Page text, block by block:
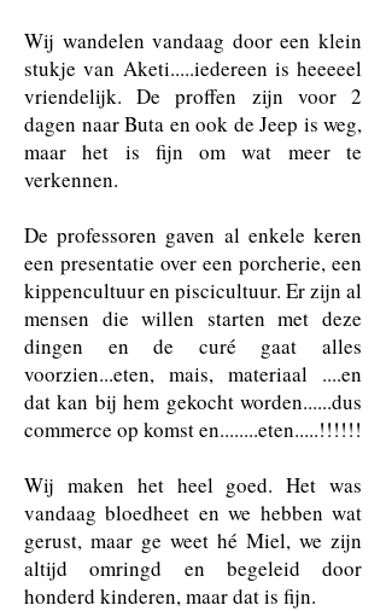
Wij wandelen vandaag door een klein
stukje van Aketi.....iedereen is heeeeel
vriendelijk. De proffen zijn voor 2
dagen naar Buta en ook de Jeep is weg,
maar het is fijn om wat meer te
verkennen.
De professoren gaven al enkele keren
een presentatie over een porcherie, een
kippencultuur en piscicultuur. Er zijn al
mensen die willen starten met deze
dingen en de curé gaat alles
voorzien...eten, mais, materiaal ....en
dat kan bij hem gekocht worden......dus
commerce op komst en........eten.....!!!!!!
Wij maken het heel goed. Het was
vandaag bloedheet en we hebben wat
gerust, maar ge weet hé Miel, we zijn
altijd omringd en begeleid door
honderd kinderen, maar dat is fijn.